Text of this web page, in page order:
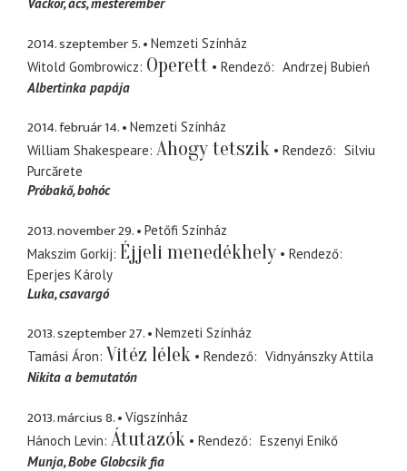
Vackor ács, mesterember
2014. szeptember 5.
Nemzeti Színház
Witold Gombrowicz Operett Rendező
Andrzej Bubień
Albertinka papája
2014. február 14.
Nemzeti Színház
William Shakespeare Ahogy tetszik Rendező
Silviu
Purcărete
Próbakő bohóc
2013. november 29.
Petőfi Színház
Makszim Gorkij Éjjeli menedékhely
Rendező
Eperjes Károly
Luka csavargó
2013. szeptember 27.
Nemzeti Színház
Tamási Áron Vitéz lélek Rendező
Vidnyánszky Attila
Nikita a bemutatón
2013. március 8.
Vígszínház
Hánoch Levin Átutazók Rendező
Eszenyi Enikő
Munja Bobe Globcsik fia